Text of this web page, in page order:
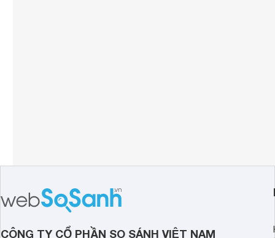
CÔNG TY CỔ PHẦN SO SÁNH VIỆT NAM